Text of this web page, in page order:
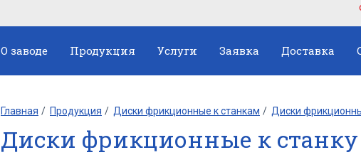
О заводе Продукция Услуги Заявка Доставка
Главная Продукция Диски фрикционные к станкам Диски
Диски фрикционные к станку